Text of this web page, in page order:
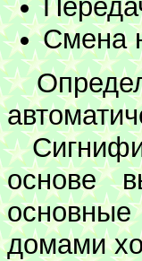
Смена
основе
домами